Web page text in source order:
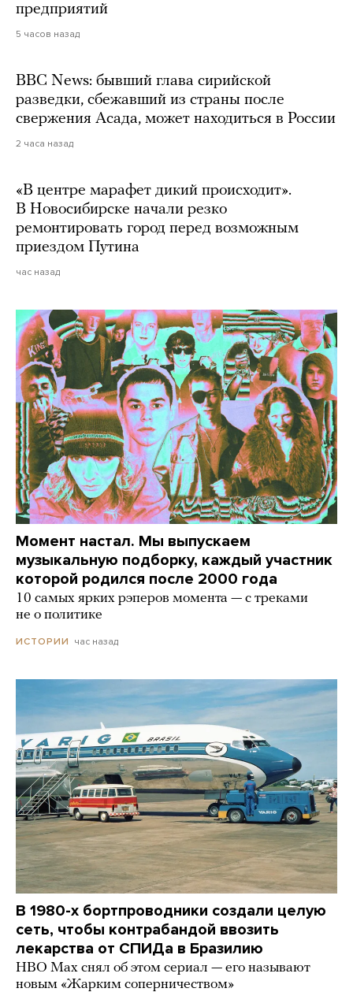
предприятий
5 часов назад
BBC News: бывший глава сирийской
разведки, сбежавший из страны после
свержения Асада, может находиться в России
2 часа назад
«В центре марафет дикий происходит».
В Новосибирске начали резко
ремонтировать город перед возможным
приездом Путина
час назад
Момент настал. Мы выпускаем
музыкальную подборку, каждый участник
которой родился после 2000 года
10 самых ярких рэперов момента — с треками
не о политике
ИСТОРИИ час назад
В 1980-х бортпроводники создали целую
сеть, чтобы контрабандой ввозить
лекарства от СПИДа в Бразилию
HBO Max снял об этом сериал — его называют
новым «Жарким соперничеством»